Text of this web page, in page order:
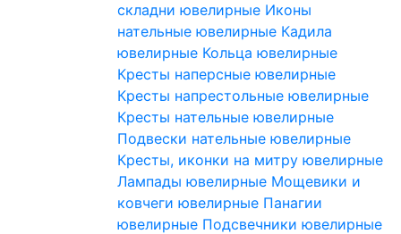
складни ювелирные Иконы
нательные ювелирные Кадила
ювелирные Кольца ювелирные
Кресты наперсные ювелирные
Кресты напрестольные ювелирные
Кресты нательные ювелирные
Подвески нательные ювелирные
Кресты, иконки на митру ювелирные
Лампады ювелирные Мощевики и
ковчеги ювелирные Панагии
ювелирные Подсвечники ювелирные